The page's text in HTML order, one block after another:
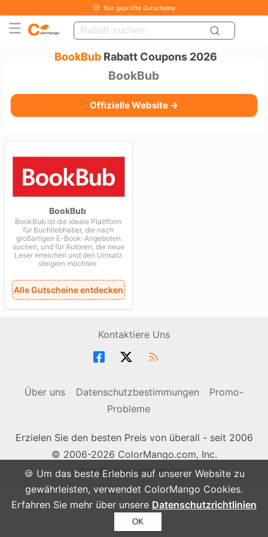
🍪 Um das beste Erlebnis auf unserer Website zu
gewährleisten, verwendet ColorMango Cookies.
Erfahren Sie mehr über unsere Datenschutzrichtlinien
OK
Nur geprüfte Gutscheine
BookBub Rabatt Coupons 2026
BookBub
Offizielle Website →
BookBub
BookBub ist die ideale Plattform
für Buchliebhaber, die nach
großartigen E-Book-Angeboten
suchen, und für Autoren, die neue
Leser erreichen und den Umsatz
steigern möchten.
Alle Gutscheine entdecken
Kontaktiere Uns
Über uns Datenschutzbestimmungen
Promo-
Probleme
Erzielen Sie den besten Preis von überall - seit 2006
© 2006-2026 ColorMango.com, Inc.
Alle Rechte vorbehalten.